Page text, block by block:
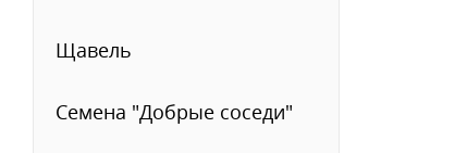
Щавель
Семена "Добрые соседи"